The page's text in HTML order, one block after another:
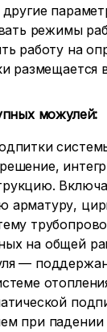
режимы
работу на
размещается
можулей:
арматуру,
на общей
—
при